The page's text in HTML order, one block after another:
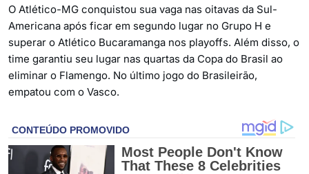
O Atlético-MG conquistou sua vaga nas oitavas da Sul-
Americana após ficar em segundo lugar no Grupo H e
superar o Atlético Bucaramanga nos playoffs. Além disso, o
time garantiu seu lugar nas quartas da Copa do Brasil ao
eliminar o Flamengo. No último jogo do Brasileirão,
empatou com o Vasco.